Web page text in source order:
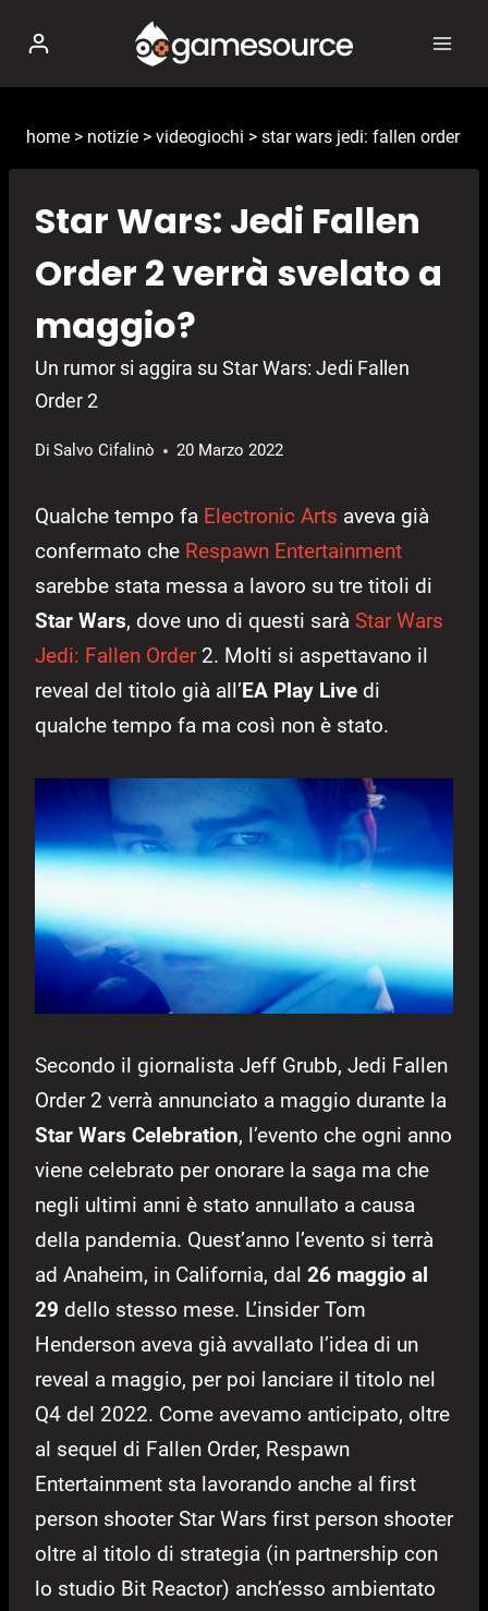
contenuto
home > notizie > videogiochi > star wars jedi: fallen order
Star Wars: Jedi Fallen
Order 2 verrà svelato a
maggio?
Un rumor si aggira su Star Wars: Jedi Fallen
Order 2
Di Salvo Cifalinò 20 Marzo 2022
Qualche tempo fa Electronic Arts aveva già
confermato che Respawn Entertainment
sarebbe stata messa a lavoro su tre titoli di
Star Wars, dove uno di questi sarà Star Wars
Jedi: Fallen Order2. Molti si aspettavano il
reveal del titolo già all’EA Play Live di
qualche tempo fa ma così non è stato.
Secondo il giornalista Jeff Grubb, Jedi Fallen
Order 2 verrà annunciato a maggio durante la
Star Wars Celebration, l’evento che ogni anno
viene celebrato per onorare la saga ma che
negli ultimi anni è stato annullato a causa
della pandemia. Quest’anno l’evento si terrà
ad Anaheim, in California, dal 26 maggio al
29 dello stesso mese. L’insider Tom
Henderson aveva già avvallato l’idea di un
reveal a maggio, per poi lanciare il titolo nel
Q4 del 2022. Come avevamo anticipato, oltre
al sequel di Fallen Order, Respawn
Entertainment sta lavorando anche al first
person shooter Star Wars first person shooter
oltre al titolo di strategia (in partnership con
lo studio Bit Reactor) anch’esso ambientato